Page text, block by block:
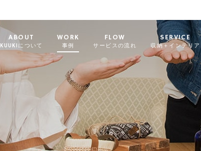
ABOUT
KUUKIについて
WORK
事例
FLOW
サービスの流れ
SERVICE
収納＋インテリア